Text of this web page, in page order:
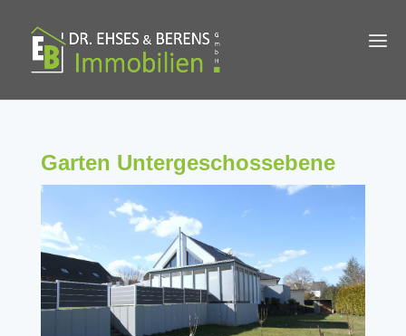
Garten Untergeschossebene